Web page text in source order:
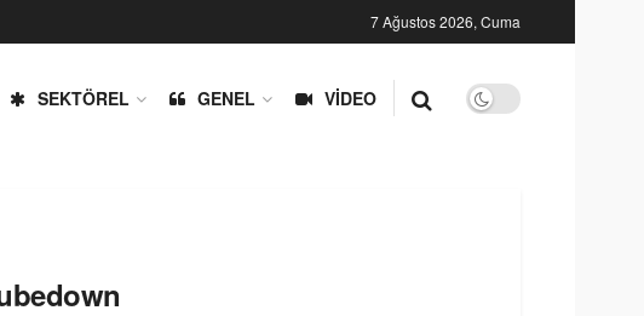
7 Ağustos 2026, Cuma
SEKTÖREL GENEL VIDEO